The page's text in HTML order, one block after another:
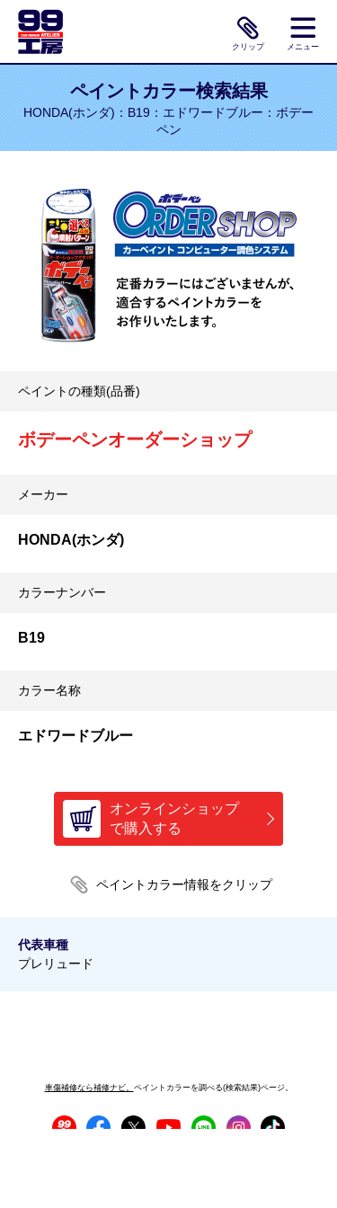
クリップ メニュー
ペイントカラー検索結果
HONDA(ホンダ)：B19：エドワードブルー：ボデー
ペン
ペイントの種類(品番)
ボデーペンオーダーショップ
メーカー
HONDA(ホンダ)
カラーナンバー
B19
カラー名称
エドワードブルー
オンラインショップ
で購入する
代表車種
プレリュード
車傷補修なら補修ナビ。 ペイントカラーを調べる(検索結果)ページ。